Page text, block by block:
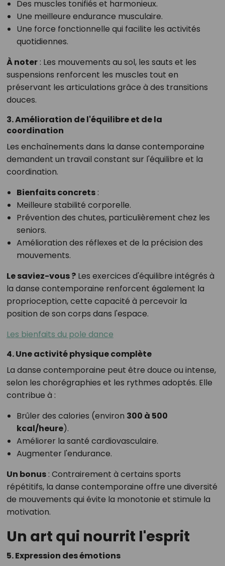
Des muscles tonifiés et harmonieux.
Une meilleure endurance musculaire.
Une force fonctionnelle qui facilite les activités
quotidiennes.
À noter: Les mouvements au sol, les sauts et les
suspensions renforcent les muscles tout en
préservant les articulations grâce à des transitions
douces.
3. Amélioration de l'équilibre et de la
coordination
Les enchaînements dans la danse contemporaine
demandent un travail constant sur l'équilibre et la
coordination.
Bienfaits concrets:
Meilleure stabilité corporelle.
Prévention des chutes, particulièrement chez les
seniors.
Amélioration des réflexes et de la précision des
mouvements.
Le saviez-vous ?Les exercices d'équilibre intégrés à
la danse contemporaine renforcent également la
proprioception, cette capacité à percevoir la
position de son corps dans l'espace.
Les bienfaits du pole dance
4. Une activité physique complète
La danse contemporaine peut être douce ou intense,
selon les chorégraphies et les rythmes adoptés. Elle
contribue à :
Brûler des calories (environ 300 à 500
kcal/heure).
Améliorer la santé cardiovasculaire.
Augmenter l'endurance.
Un bonus: Contrairement à certains sports
répétitifs, la danse contemporaine offre une diversité
de mouvements qui évite la monotonie et stimule la
motivation.
Un art qui nourrit l'esprit
5. Expression des émotions